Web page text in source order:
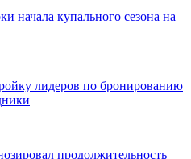
начала купального сезона на
лидеров по бронированию
продолжительность